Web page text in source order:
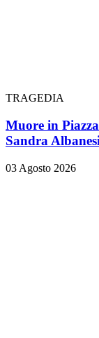
TRAGEDIA
Muore in
Sandra
03 Agosto 2026